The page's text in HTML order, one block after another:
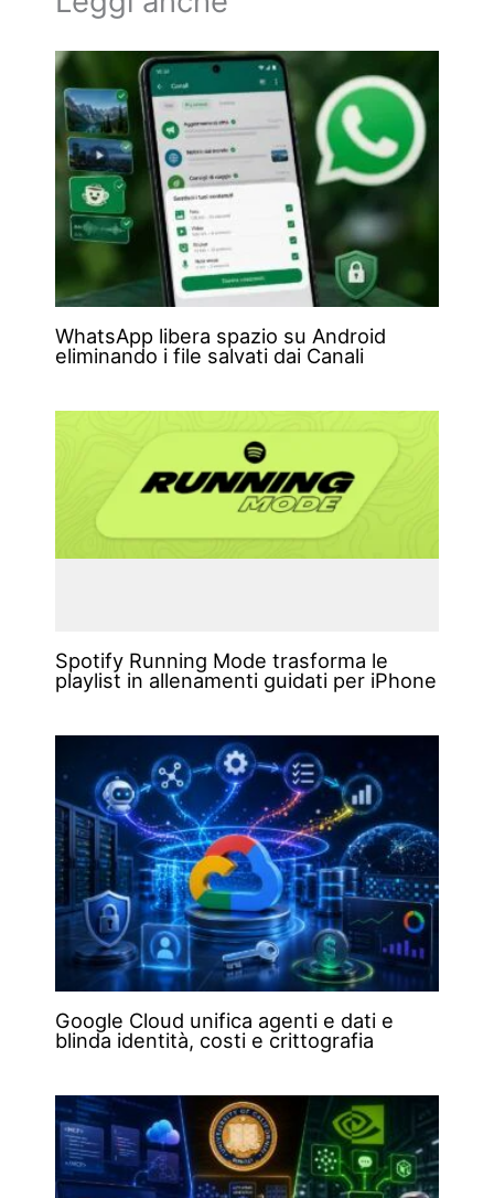
WhatsApp libera spazio su Android
eliminando i file salvati dai Canali
Spotify Running Mode trasforma le
playlist in allenamenti guidati per iPhone
Google Cloud unifica agenti e dati e
blinda identità, costi e crittografia